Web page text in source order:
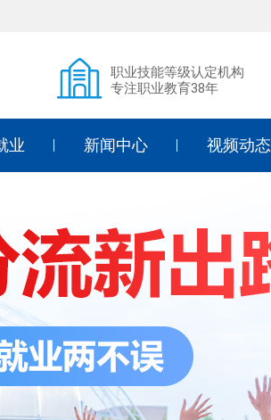
职业技能等级认定机构
专注职业教育38年
业
知
准
疑
名
态
新闻中心
德育教育
通知公告
行业动态
视频动态
职教政策
媒体聚焦